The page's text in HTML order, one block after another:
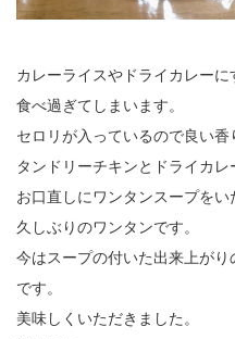
カレーライスやドライカレー
食べ過ぎてしまいます。
セロリが入っているので良い香
タンドリーチキンとドライカレ
お口直しにワンタンスープをい
久しぶりのワンタンです。
今はスープの付いた出来上が
です。
美味しくいただきました。